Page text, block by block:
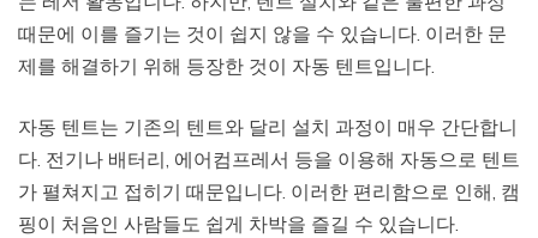
때문에 이를 즐기는 것이 쉽지 않을 수 있습니다. 이러한 문
제를 해결하기 위해 등장한 것이 자동 텐트입니다.
자동 텐트는 기존의 텐트와 달리 설치 과정이 매우 간단합니
다. 전기나 배터리, 에어컴프레서 등을 이용해 자동으로 텐트
가 펼쳐지고 접히기 때문입니다. 이러한 편리함으로 인해, 캠
핑이 처음인 사람들도 쉽게 차박을 즐길 수 있습니다.